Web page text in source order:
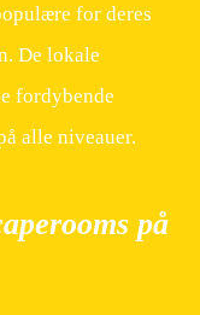
for deres
De lokale
fordybende
alle niveauer.
på